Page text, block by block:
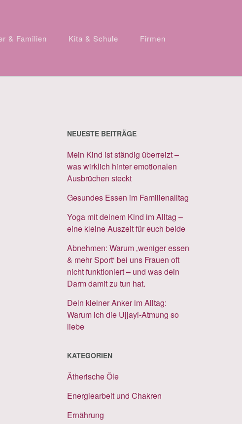
& Familien Kita & Schule Firmen
NEUESTE BEITRÄGE
Mein Kind ist ständig überreizt –
was wirklich hinter emotionalen
Ausbrüchen steckt
Gesundes Essen im Familienalltag
Yoga mit deinem Kind im Alltag –
eine kleine Auszeit für euch beide
Abnehmen: Warum ‚weniger essen
& mehr Sport‘ bei uns Frauen oft
nicht funktioniert – und was dein
Darm damit zu tun hat.
Dein kleiner Anker im Alltag:
Warum ich die Ujjayi-Atmung so
liebe
KATEGORIEN
Ätherische Öle
Energiearbeit und Chakren
Ernährung